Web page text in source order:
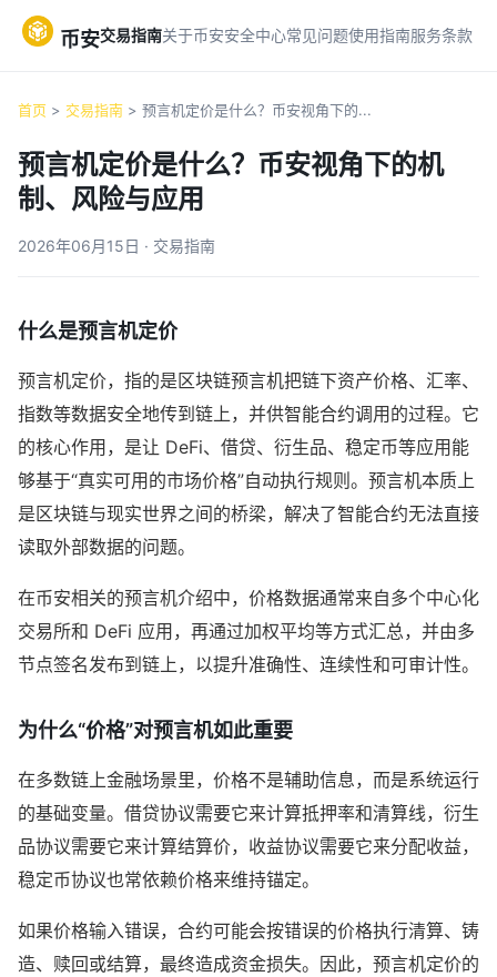
币安交易指南关于币安安全中心常见问题使用指南服务条款
首页 > 交易指南 > 预言机定价是什么？币安视角下的...
预言机定价是什么？币安视角下的机
制、风险与应用
2026年06月15日 · 交易指南
什么是预言机定价
预言机定价，指的是区块链预言机把链下资产价格、汇率、
指数等数据安全地传到链上，并供智能合约调用的过程。它
的核心作用，是让 DeFi、借贷、衍生品、稳定币等应用能
够基于“真实可用的市场价格”自动执行规则。预言机本质上
是区块链与现实世界之间的桥梁，解决了智能合约无法直接
读取外部数据的问题。
在币安相关的预言机介绍中，价格数据通常来自多个中心化
交易所和 DeFi 应用，再通过加权平均等方式汇总，并由多
节点签名发布到链上，以提升准确性、连续性和可审计性。
为什么“价格”对预言机如此重要
在多数链上金融场景里，价格不是辅助信息，而是系统运行
的基础变量。借贷协议需要它来计算抵押率和清算线，衍生
品协议需要它来计算结算价，收益协议需要它来分配收益，
稳定币协议也常依赖价格来维持锚定。
如果价格输入错误，合约可能会按错误的价格执行清算、铸
造、赎回或结算，最终造成资金损失。因此，预言机定价的